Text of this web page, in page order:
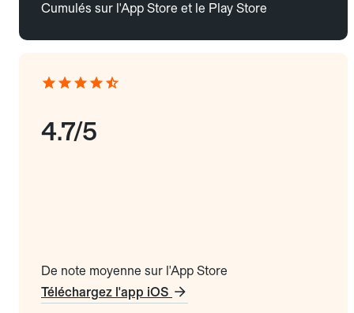
Cumulés sur l'App Store et le Play Store
4.7/5
De note moyenne sur l'App Store
Téléchargez l'app iOS